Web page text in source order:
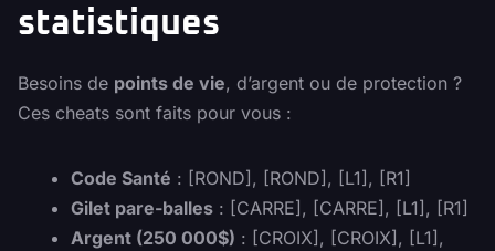
statistiques
Besoins de points de vie, d’argent ou de protection ?
Ces cheats sont faits pour vous :
Code Santé : [ROND], [ROND], [L1], [R1]
Gilet pare-balles : [CARRE], [CARRE], [L1], [R1]
Argent (250 000$) : [CROIX], [CROIX], [L1],